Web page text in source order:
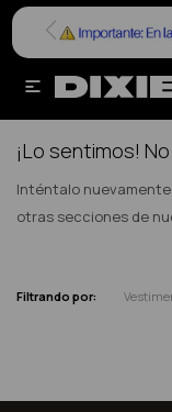

NO SE HAN
¡Lo sentimos!
Inténtalo
otras secciones de
Filtrando por: